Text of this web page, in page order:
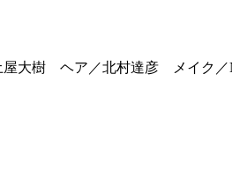
屋大樹 ヘア／北村達彦 メイク